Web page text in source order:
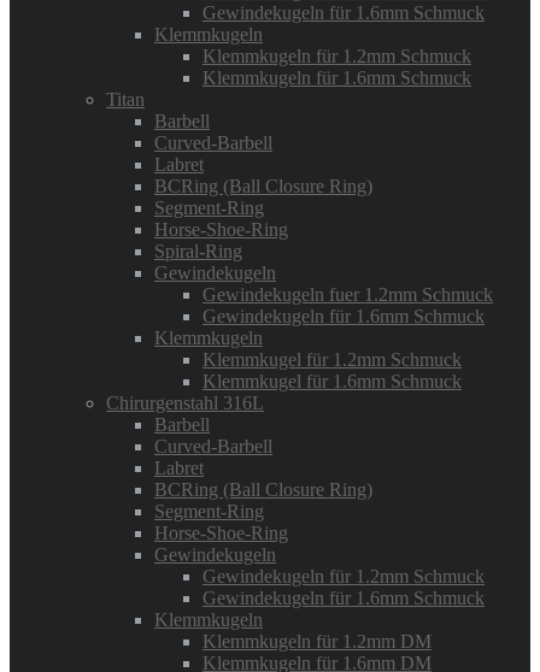
Gewindekugeln für 1.6mm Schmuck
Klemmkugeln
Klemmkugeln für 1.2mm Schmuck
Klemmkugeln für 1.6mm Schmuck
Titan
Barbell
Curved-Barbell
Labret
BCRing (Ball Closure Ring)
Segment-Ring
Horse-Shoe-Ring
Spiral-Ring
Gewindekugeln
Gewindekugeln fuer 1.2mm Schmuck
Gewindekugeln für 1.6mm Schmuck
Klemmkugeln
Klemmkugel für 1.2mm Schmuck
Klemmkugel für 1.6mm Schmuck
Chirurgenstahl 316L
Barbell
Curved-Barbell
Labret
BCRing (Ball Closure Ring)
Segment-Ring
Horse-Shoe-Ring
Gewindekugeln
Gewindekugeln für 1.2mm Schmuck
Gewindekugeln für 1.6mm Schmuck
Klemmkugeln
Klemmkugeln für 1.2mm DM
Klemmkugeln für 1.6mm DM